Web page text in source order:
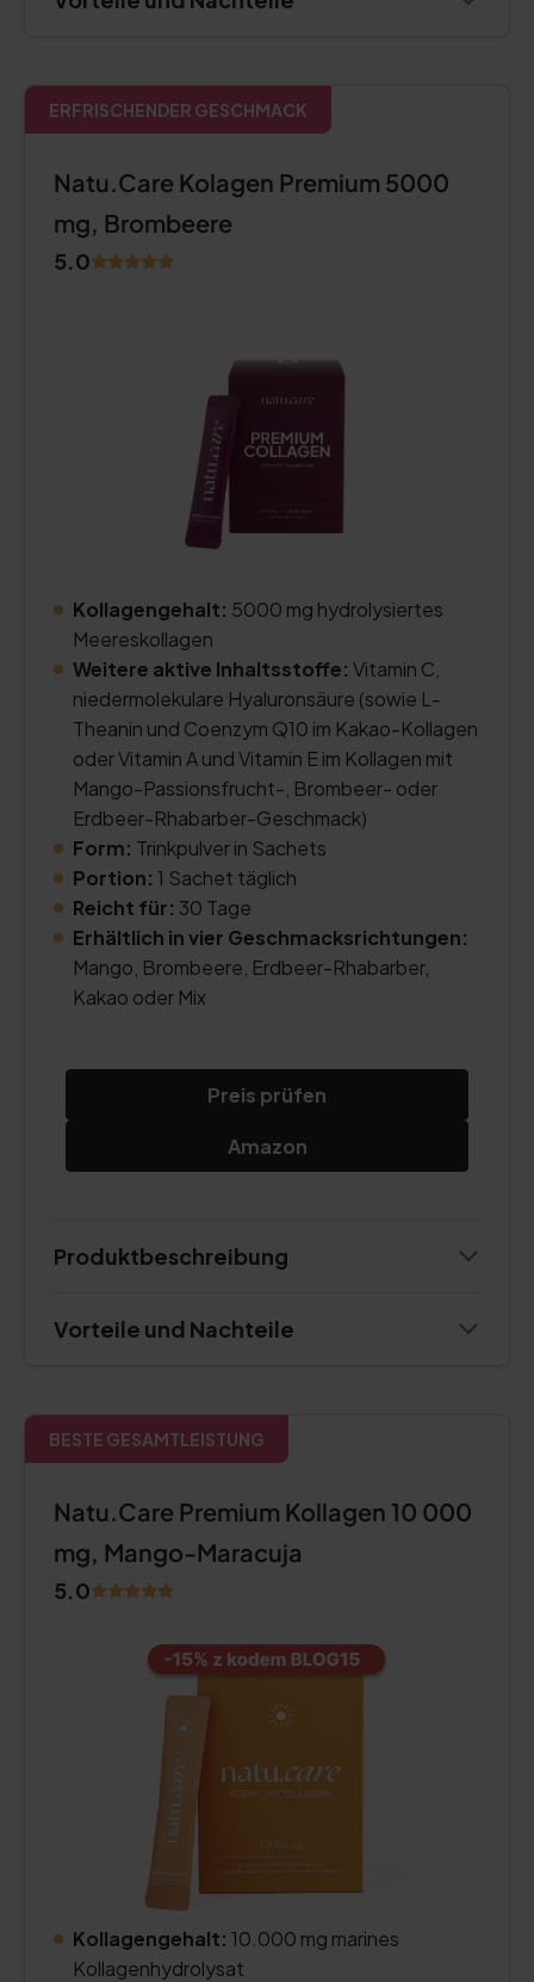
ERFRISCHENDER GESCHMACK
Natu.Care Kolagen Premium 5000
mg, Brombeere
5.0
Kollagengehalt: 5000 mg hydrolysiertes
Meereskollagen
Weitere aktive Inhaltsstoffe: Vitamin C,
niedermolekulare Hyaluronsäure (sowie L-
Theanin und Coenzym Q10 im Kakao-Kollagen
oder Vitamin A und Vitamin E im Kollagen mit
Mango-Passionsfrucht-, Brombeer- oder
Erdbeer-Rhabarber-Geschmack)
Form: Trinkpulver in Sachets
Portion: 1 Sachet täglich
Reicht für: 30 Tage
Erhältlich in vier Geschmacksrichtungen:
Mango, Brombeere, Erdbeer-Rhabarber,
Kakao oder Mix
Preis prüfen
Amazon
Produktbeschreibung
Vorteile und Nachteile
BESTE GESAMTLEISTUNG
Natu.Care Premium Kollagen 10 000
mg, Mango-Maracuja
5.0
Kollagengehalt: 10.000 mg marines
Kollagenhydrolysat